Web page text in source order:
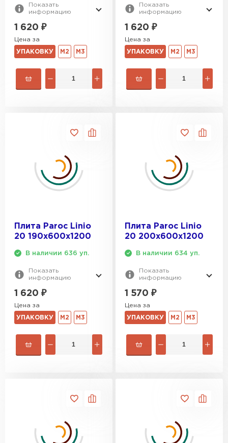
Показать
информацию
1 620 ₽
Цена за
УПАКОВКУ М2 М3
Показать
информацию
1 620 ₽
Цена за
УПАКОВКУ М2 М3
Плита Paroc Linio
20 190х600х1200
В наличии 636 уп.
Показать
информацию
1 620 ₽
Цена за
УПАКОВКУ М2 М3
Плита Paroc Linio
20 200х600х1200
В наличии 634 уп.
Показать
информацию
1 570 ₽
Цена за
УПАКОВКУ М2 М3